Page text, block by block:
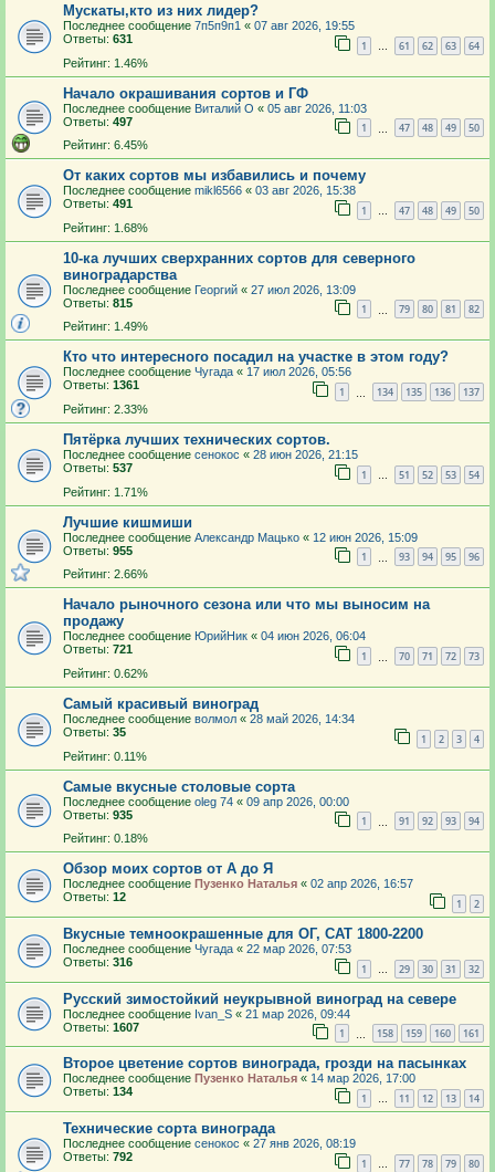
Мускаты,кто из них лидер?
Последнее сообщение 7п5п9п1 « 07 авг 2026, 19:55
Ответы: 631 1 … 61 62 63 64
Рейтинг: 1.46%
Начало окрашивания сортов и ГФ
Последнее сообщение Виталий О « 05 авг 2026, 11:03
Ответы: 497 1 47 48 49 50
Рейтинг: 6.45%
От каких сортов мы избавились и почему
Последнее сообщение mikl6566 « 03 авг 2026, 15:38
Ответы: 491 1 … 47 48 49 50
Рейтинг: 1.68%
10-ка лучших сверхранних сортов для северного
виноградарства
Последнее сообщение Георгий « 27 июл 2026, 13:09
Ответы: 815 1 79 80 81 82
Рейтинг: 1.49%
Кто что интересного посадил на участке в этом году?
Последнее сообщение Чугада « 17 июл 2026, 05:56
Ответы: 1361 1 134 135 136 137
Рейтинг: 2.33%
Пятёрка лучших технических сортов.
Последнее сообщение сенокос « 28 июн 2026, 21:15
Ответы: 537 1 … 51 52 53 54
Рейтинг: 1.71%
Лучшие кишмиши
Последнее сообщение Александр Мацько « 12 июн 2026, 15:09
Ответы: 955 1 93 94 95 96
Рейтинг: 2.66%
Начало рыночного сезона или что мы выносим на
продажу
Последнее сообщение ЮрийНик « 04 июн 2026, 06:04
Ответы: 721 1 70 71 72 73
Рейтинг: 0.62%
Самый красивый виноград
Последнее сообщение волмол « 28 май 2026, 14:34
Ответы: 35 1 2 3 4
Рейтинг: 0.11%
Самые вкусные столовые сорта
Последнее сообщение oleg 74 « 09 апр 2026, 00:00
Ответы: 935 1 91 92 93 94
Рейтинг: 0.18%
Обзор моих сортов от А до Я
Последнее сообщение Пузенко Наталья « 02 апр 2026, 16:57
Ответы: 12 1 2
Вкусные темноокрашенные для ОГ, САТ 1800-2200
Последнее сообщение Чугада « 22 мар 2026, 07:53
Ответы: 316 1 … 29 30 31 32
Русский зимостойкий неукрывной виноград на севере
Последнее сообщение Ivan_S « 21 мар 2026, 09:44
Ответы: 1607 1 158 159 160 161
Второе цветение сортов винограда, грозди на пасынках
Последнее сообщение Пузенко Наталья « 14 мар 2026, 17:00
Ответы: 134 1 … 11 12 13 14
Технические сорта винограда
Последнее сообщение сенокос « 27 янв 2026, 08:19
Ответы: 792 1 77 78 79 80